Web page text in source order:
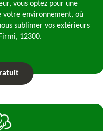
vous optez pour une
votre environnement, où
sublimer vos extérieurs
12300.